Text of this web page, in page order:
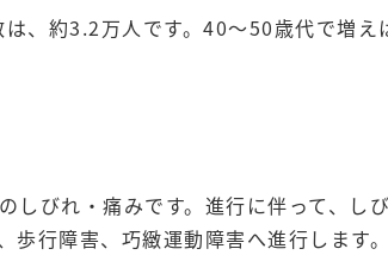
、約3.2万人です。40～50歳代で増え
しびれ・痛みです。進行に伴って、しび
歩行障害、巧緻運動障害へ進行します